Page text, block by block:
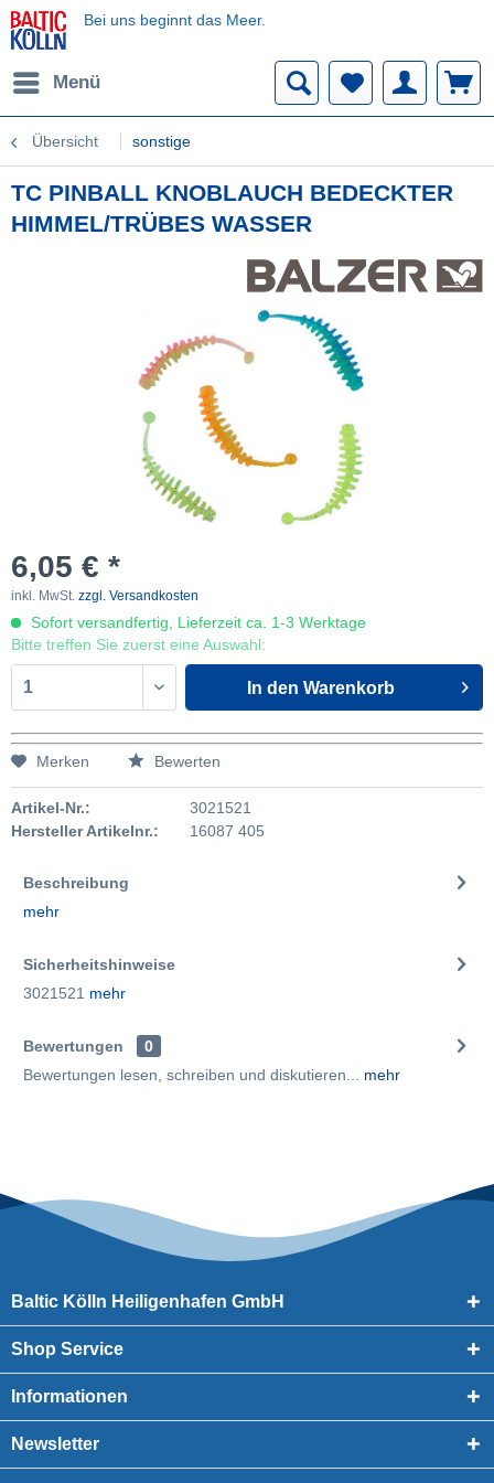
Bei uns beginnt das Meer.
Menü
Übersicht sonstige
TC PINBALL KNOBLAUCH BEDECKTER
HIMMEL/TRÜBES WASSER
6,05 € *
inkl. MwSt. zzgl. Versandkosten
Sofort versandfertig, Lieferzeit ca. 1-3 Werktage
Bitte treffen Sie zuerst eine Auswahl:
In den Warenkorb
Merken Bewerten
Artikel-Nr.:
3021521
Hersteller Artikelnr.:
16087 405
Beschreibung
mehr
Sicherheitshinweise
3021521 mehr
Bewertungen
0
Bewertungen lesen, schreiben und diskutieren...
mehr
Baltic Kölln Heiligenhafen GmbH
Shop Service
Informationen
Newsletter